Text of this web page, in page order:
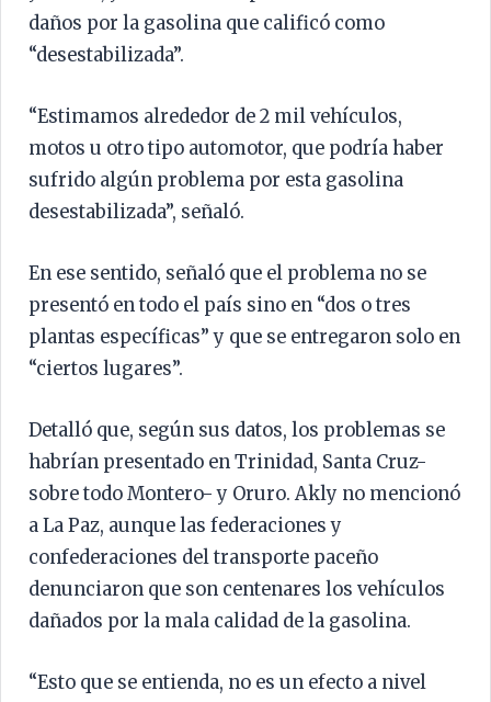
daños por la gasolina que calificó como
“desestabilizada”.
“Estimamos alrededor de 2 mil vehículos,
motos u otro tipo automotor, que podría haber
sufrido algún problema por esta gasolina
desestabilizada”, señaló.
En ese sentido, señaló que el problema no se
presentó en todo el país sino en “dos o tres
plantas específicas” y que se entregaron solo en
“ciertos lugares”.
Detalló que, según sus datos, los problemas se
habrían presentado en Trinidad, Santa Cruz-
sobre todo Montero- y Oruro. Akly no mencionó
a La Paz, aunque las federaciones y
confederaciones del transporte paceño
denunciaron que son centenares los vehículos
dañados por la mala calidad de la gasolina.
“Esto que se entienda, no es un efecto a nivel